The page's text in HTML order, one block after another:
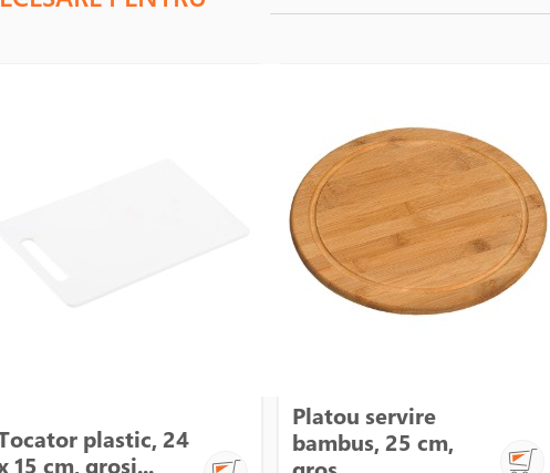
plastic, 24
15 cm, grosi...
Platou servire
bambus, 25 cm,